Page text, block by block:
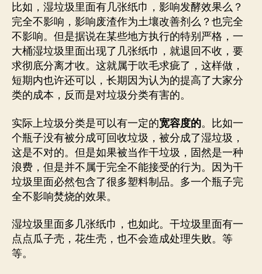
比如，湿垃圾里面有几张纸巾，影响发酵效果么？
完全不影响，影响废渣作为土壤改善剂么？也完全
不影响。但是据说在某些地方执行的特别严格，一
大桶湿垃圾里面出现了几张纸巾，就退回不收，要
求彻底分离才收。这就属于吹毛求疵了，这样做，
短期内也许还可以，长期因为认为的提高了大家分
类的成本，反而是对垃圾分类有害的。
实际上垃圾分类是可以有一定的宽容度的。比如一
个瓶子没有被分成可回收垃圾，被分成了湿垃圾，
这是不对的。但是如果被当作干垃圾，固然是一种
浪费，但是并不属于完全不能接受的行为。因为干
垃圾里面必然包含了很多塑料制品。多一个瓶子完
全不影响焚烧的效果。
湿垃圾里面多几张纸巾，也如此。干垃圾里面有一
点点瓜子壳，花生壳，也不会造成处理失败。等
等。